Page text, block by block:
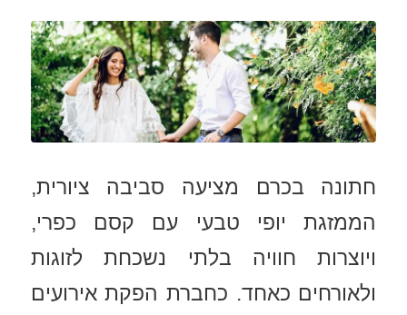
חתונה בכרם מציעה סביבה ציורית,
הממזגת יופי טבעי עם קסם כפרי,
ויוצרות חוויה בלתי נשכחת לזוגות
ולאורחים כאחד. כחברת הפקת אירועים